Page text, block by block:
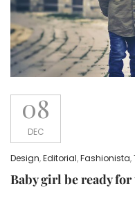
08
DEC
Design,Editorial,Fashionista,
Baby girl be ready